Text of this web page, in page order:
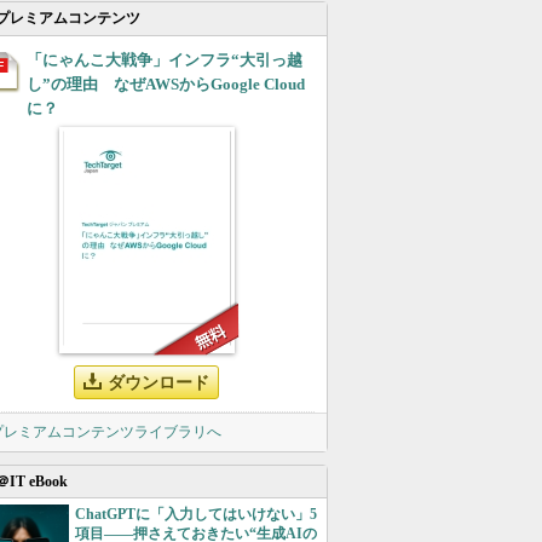
レミアムコンテンツ
「にゃんこ大戦争」インフラ“大引っ越
し”の理由 なぜAWSからGoogle Cloud
に？
ダウンロード
レミアムコンテンツライブラリへ
IT eBook
ChatGPTに「入力してはいけない」5
項目――押さえておきたい“生成AIの